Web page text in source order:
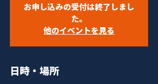
お申し込みの受付は終了しまし
た。
他のイベントを見る
日時・場所